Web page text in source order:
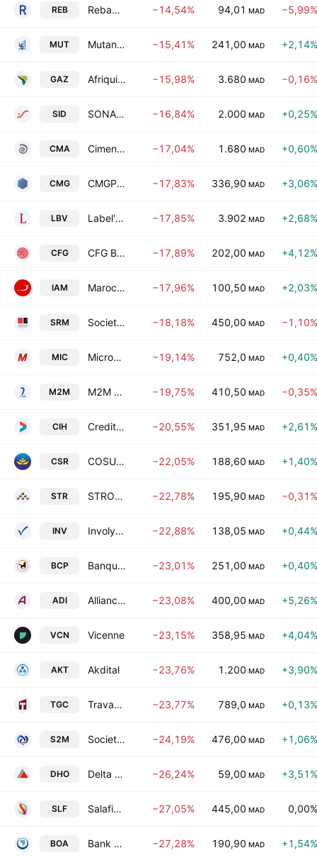
REB Rebab Company SA Limited −14,54% 94,01 MAD −5,99%
MUT Mutandis SCA −15,41% 241,00 MAD +2,14%
GAZ Afriquia Gaz −15,98% 3.680 MAD −0,16%
SID SONASID SA −16,84% 2.000 MAD +0,25%
CMA Ciments du Maroc SA −17,04% 1.680 MAD +0,60%
CMG CMGP GROUP −17,83% 336,90 MAD +3,06%
LBV Label'Vie SA −17,85% 3.902 MAD +2,68%
CFG CFG Bank SA Class A −17,89% 202,00 MAD +4,12%
IAM Maroc Telecom SA −17,96% 100,50 MAD +2,03%
SRM Societe de Realisations Mecaniques SA −18,18% 450,00 MAD −1,10%
MIC Microdata SA −19,14% 752,0 MAD +0,40%
M2M M2M Group SA −19,75% 410,50 MAD −0,35%
CIH Credit Immobilier et Hotelier SA −20,55% 351,95 MAD +2,61%
CSR COSUMAR SA −22,05% 188,60 MAD +1,40%
STR STROC Industrie SA −22,78% 195,90 MAD −0,31%
INV Involys SA −22,88% 138,05 MAD +0,44%
BCP Banque Centrale Populaire SA −23,01% 251,00 MAD +0,40%
ADI Alliances Developpement Immobiliere (Ste) SA −23,08% 400,00 MAD +5,26%
VCN Vicenne −23,15% 358,95 MAD +4,04%
AKT Akdital −23,76% 1.200 MAD +3,90%
TGC Travaux Generaux de Construction de Casablanca S.A. −23,77% 789,0 MAD +0,13%
S2M Societe Maghrebine de Monetique SA −24,19% 476,00 MAD +1,06%
DHO Delta Holding SA −26,24% 59,00 MAD +3,51%
SLF Salafin SA −27,05% 445,00 MAD 0,00%
BOA Bank of Africa SA −27,28% 190,90 MAD +1,54%